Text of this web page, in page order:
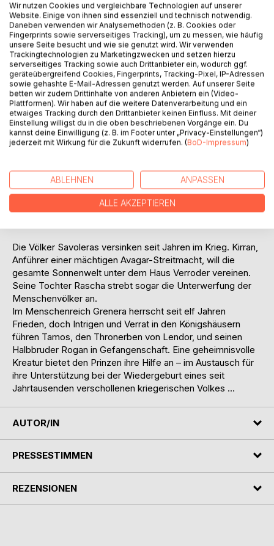
BESCHREIBUNG
Ein Kontinent, zwei Welten - und ein Krieg, der alles
verändern wird.
Auf dem geteilten Kontinent Waalomeris herrschen
extreme Gegensätze: Die Wüsten Savoleras brennen unter
der gleißenden Sonne, während die kühlen Ländereien
Greneras in ewiger Dämmerung liegen. In den heißen
Haut vom Körper, während die Geschöpfe Savoleras, die
Avagar, erstarren, wenn sie zu weit in die kühle Zone
eindringen. Die Völker sind durch natürliche Barrieren
getrennt, doch das Machtstreben droht, diese Hindernisse
Die Völker Savoleras versinken seit Jahren im Krieg. Kirran,
Anführer einer mächtigen Avagar-Streitmacht, will die
gesamte Sonnenwelt unter dem Haus Verroder vereinen.
Seine Tochter Rascha strebt sogar die Unterwerfung der
Menschenvölker an.
Im Menschenreich Grenera herrscht seit elf Jahren
Frieden, doch Intrigen und Verrat in den Königshäusern
führen Tamos, den Thronerben von Lendor, und seinen
Halbbruder Rogan in Gefangenschaft. Eine geheimnisvolle
Kreatur bietet den Prinzen ihre Hilfe an – im Austausch für
ihre Unterstützung bei der Wiedergeburt eines seit
Jahrtausenden verschollenen kriegerischen Volkes ...
AUTOR/IN
PRESSESTIMMEN
REZENSIONEN
Wir nutzen Cookies und vergleichbare Technologien auf unserer
Website. Einige von ihnen sind essenziell und technisch notwendig.
Daneben verwenden wir Analysemethoden (z. B. Cookies oder
Fingerprints sowie serverseitiges Tracking), um zu messen, wie häufig
unsere Seite besucht und wie sie genutzt wird. Wir verwenden
Trackingtechnologien zu Marketingzwecken und setzen hierzu
serverseitiges Tracking sowie auch Drittanbieter ein, wodurch ggf.
geräteübergreifend Cookies, Fingerprints, Tracking-Pixel, IP-Adressen
sowie gehashte E-Mail-Adressen genutzt werden. Auf unserer Seite
betten wir zudem Drittinhalte von anderen Anbietern ein (Video-
Plattformen). Wir haben auf die weitere Datenverarbeitung und ein
etwaiges Tracking durch den Drittanbieter keinen Einfluss. Mit deiner
Einstellung willigst du in die oben beschriebenen Vorgänge ein. Du
kannst deine Einwilligung (z. B. im Footer unter „Privacy-Einstellungen“)
jederzeit mit Wirkung für die Zukunft widerrufen. (BoD-Impressum)
ABLEHNEN ANPASSEN
ALLE AKZEPTIEREN